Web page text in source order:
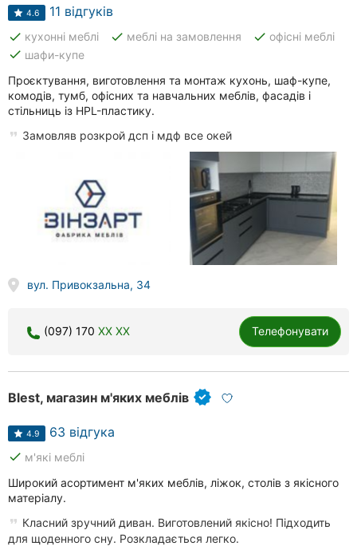
4.6 11 відгуків
done кухонні меблі done меблі на замовлення done офісні меблі
done шафи-купе
Проєктування, виготовлення та монтаж кухонь, шаф-купе,
комодів, тумб, офісних та навчальних меблів, фасадів і
стільниць із HPL-пластику.
Замовляв розкрой дсп і мдф все окей
вул. Привокзальна, 34
(097) 170 XX XX Телефонувати
Blest, магазин м'яких меблів
4.9 63 відгука
done м'які меблі
Широкий асортимент м'яких меблів, ліжок, столів з якісного
матеріалу.
Класний зручний диван. Виготовлений якісно! Підходить
для щоденного сну. Розкладається легко.